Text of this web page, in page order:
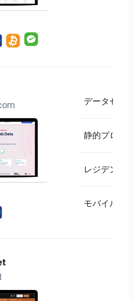
データセン
静的プロキシ
レジデンシ
モバイルプ